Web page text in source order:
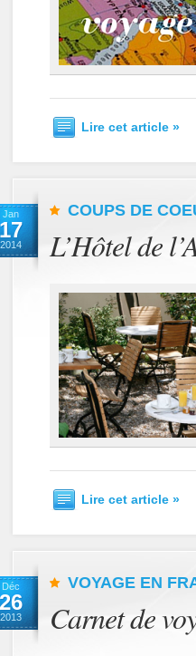
Lire cet article »
Jan
17
2014
COUPS DE
L’Hôtel de
Lire cet article »
Déc
26
2013
VOYAGE EN
Carnet de